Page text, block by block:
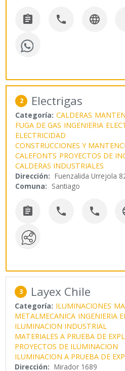
  
2 Electrigas
Categoría: CALDERAS
FUGA DE GAS INGENIERIA
ELECTRICIDAD
CONSTRUCCIONES Y
CALEFONTS PROYECTOS DE
CALDERAS INDUSTRIALES
Dirección: Fuenzalida Urrejola
Comuna: Santiago
  
3 Layex Chile
Categoría: ILUMINACIONES
METALMECANICA INGENIERIA
ILUMINACION INDUSTRIAL
MATERIALES A PRUEBA DE
PROYECTOS DE ILUMINACION
ILUMINACION A PRUEBA DE
Dirección: Mirador 1689